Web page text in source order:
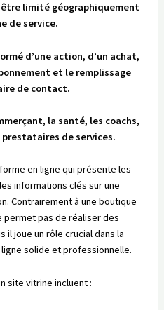
être limité géographiquement
de service.
d’une action, d’un achat,
et le remplissage
de contact.
la santé, les coachs,
de services.
en ligne qui présente les
informations clés sur une
Contrairement à une boutique
permet pas de réaliser des
joue un rôle crucial dans la
solide et professionnelle.
site vitrine incluent :